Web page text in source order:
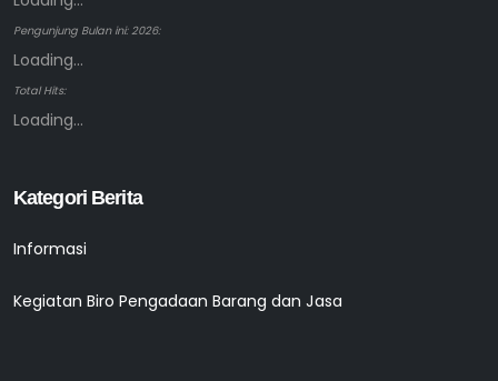
Pengunjung Bulan ini: 2026:
Loading...
Total Hits:
Loading...
Kategori Berita
Informasi
Kegiatan Biro Pengadaan Barang dan Jasa